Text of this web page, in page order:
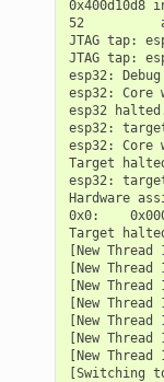
0x400d10d8
52
JTAG tap:
JTAG tap:
esp32:
esp32:
esp32 halted.
esp32:
esp32:
Target
esp32:
Hardware
0x0:
Target
[New Thread
[New Thread
[New Thread
[New Thread
[New Thread
[New Thread
[New Thread
[Switching